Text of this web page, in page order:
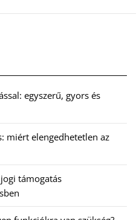
egyszerű, gyors és
miért elengedhetetlen az
támogatás